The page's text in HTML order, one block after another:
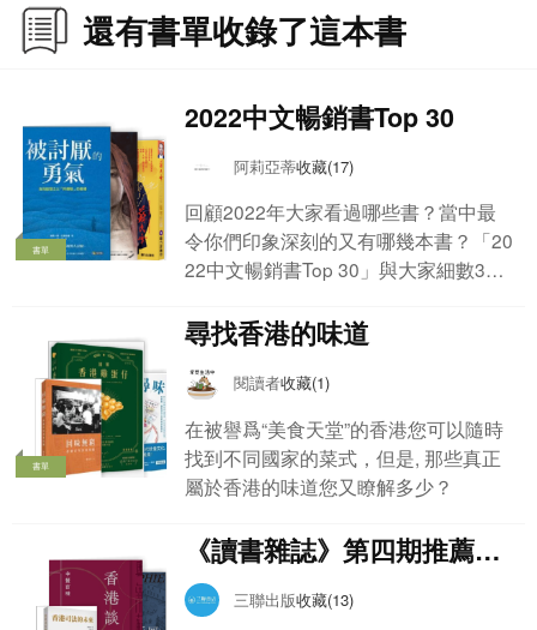
作者簡介
徐成，浙江人，在天南地北生活過，目前定居香港。
金融從業者；飲食專欄作家；文學翻譯，已出版譯作兩種。人生最大樂趣在於走
走吃吃，在香港街頭巷尾各類食肆留下覓食身影，又常在世界各地尋找美食，希
望通過文字可將這種對美的追求與讀者分享和探討。在《大公報》撰寫飲食專欄
「飲饌短歌」；二○一四年開設公衆號「走走吃吃」。
還有書單收錄了這本書
書單
2022中文暢銷書Top 30
阿莉亞蒂收藏(17)
回顧2022年大家看過哪些書？當中最
令你們印象深刻的又有哪幾本書？「20
22中文暢銷書Top 30」與大家細數30
書有沒有上榜，或曾經錯過哪些人氣書
籍，就要留意暢銷排行榜！
書單
尋找香港的味道
閱讀者收藏(1)
在被譽爲“美食天堂”的香港您可以隨時
找到不同國家的菜式，但是, 那些真正
屬於香港的味道您又瞭解多少？
《讀書雜誌》第四期推薦書
單
三聯出版收藏(13)